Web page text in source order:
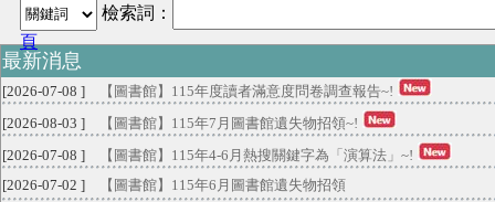
最新消息
[2026-07-08 ]
【圖書館】115年度讀者滿意度問卷調查報告~!
[2026-08-03 ]
【圖書館】115年7月圖書館遺失物招領~!
[2026-07-08 ]
【圖書館】115年4-6月熱搜關鍵字為「演算法」~!
[2026-07-02 ]
【圖書館】115年6月圖書館遺失物招領